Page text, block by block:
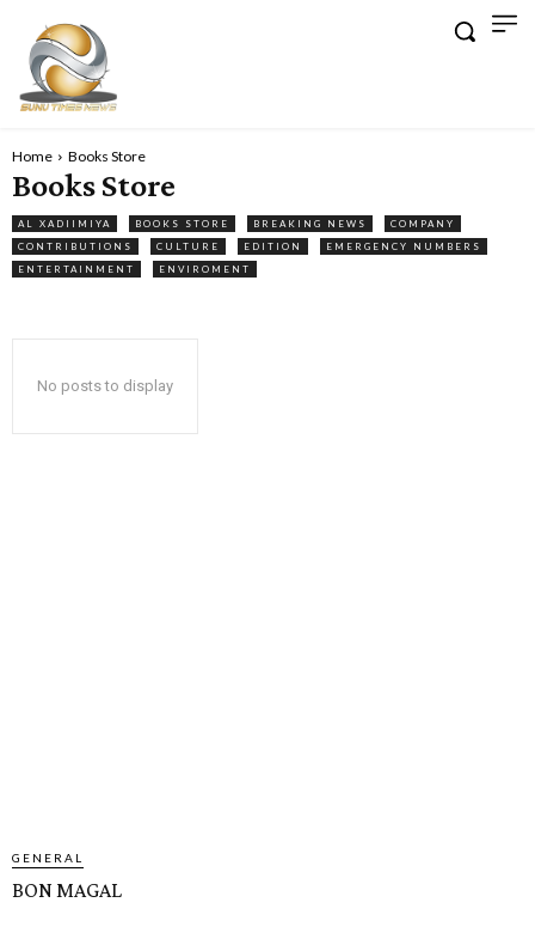
Home Books Store
Books Store
AL XADIIMIYA BOOKS STORE BREAKING NEWS
COMPANY
CONTRIBUTIONS
CULTURE EDITION
EMERGENCY NUMBERS
ENTERTAINMENT
ENVIROMENT
No posts to display
GENERAL
BON MAGAL